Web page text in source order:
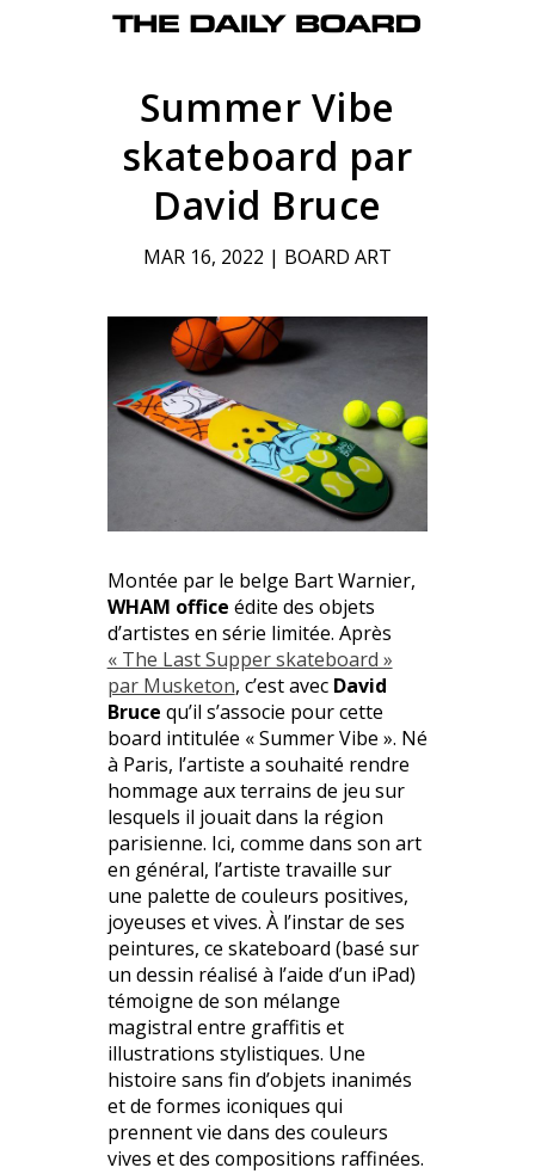
Summer Vibe
skateboard par
David Bruce
MAR 16, 2022 | BOARD ART
Montée par le belge Bart Warnier,
WHAM office édite des objets
d’artistes en série limitée. Après
« The Last Supper skateboard »
par Musketon, c’est avec David
Bruce qu’il s’associe pour cette
board intitulée « Summer Vibe ». Né
à Paris, l’artiste a souhaité rendre
hommage aux terrains de jeu sur
lesquels il jouait dans la région
parisienne. Ici, comme dans son art
en général, l’artiste travaille sur
une palette de couleurs positives,
joyeuses et vives. À l’instar de ses
peintures, ce skateboard (basé sur
un dessin réalisé à l’aide d’un iPad)
témoigne de son mélange
magistral entre graffitis et
illustrations stylistiques. Une
histoire sans fin d’objets inanimés
et de formes iconiques qui
prennent vie dans des couleurs
vives et des compositions raffinées.